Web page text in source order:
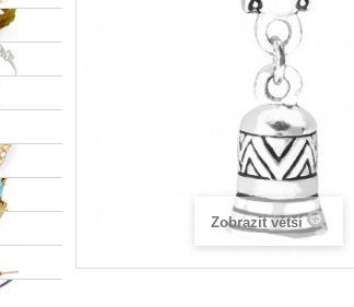
Zobrazit větší